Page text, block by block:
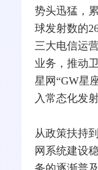
势头迅猛，
球发射数的
三大电信运
业务，推动
星网 “GW星
入常态化发
从政策扶持
网系统建设